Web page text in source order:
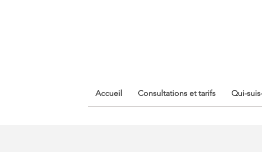
Accueil Consultations et tarifs Qui-